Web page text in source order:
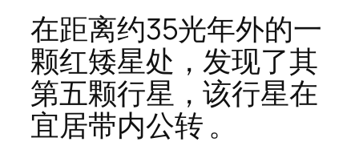
在距离约35光年外的一
颗红矮星处，发现了其
第五颗行星，该行星在
宜居带内公转 。